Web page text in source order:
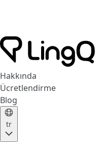
Hakkında
Ücretlendirme
Blog
tr